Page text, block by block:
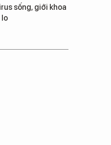
sống, giới khoa
lo